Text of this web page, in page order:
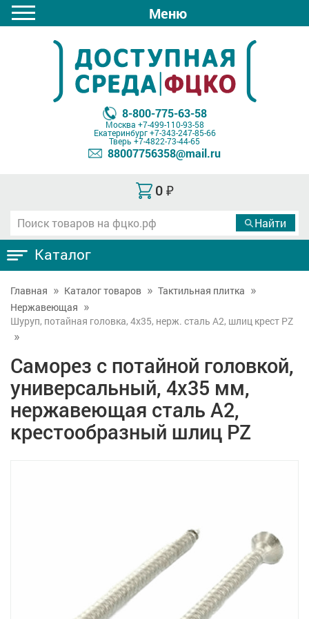
Меню
8-800-775-63-58
Москва +7-499-110-93-58
Екатеринбург+7-343-247-85-66
Тверь +7-4822-73-44-65
88007756358@mail.ru
0 ₽
Каталог
Главная Каталог товаров
Тактильная плитка
Нержавеющая
Шуруп, потайная головка, 4x35, нерж. сталь А2, шлиц крест PZ
Саморез с потайной головкой,
универсальный, 4x35 мм,
нержавеющая сталь А2,
крестообразный шлиц PZ